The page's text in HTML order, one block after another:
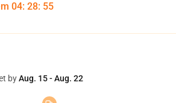
04: 28: 54
byAug. 15 - Aug. 22